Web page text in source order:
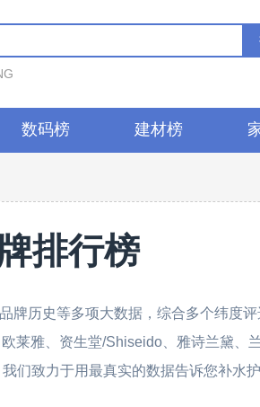
数码榜 建材榜
排行榜
牌历史等多项大数据，综合多个纬度评
莱雅、资生堂/Shiseido、雅诗兰黛、
们致力于用最真实的数据告诉您补水